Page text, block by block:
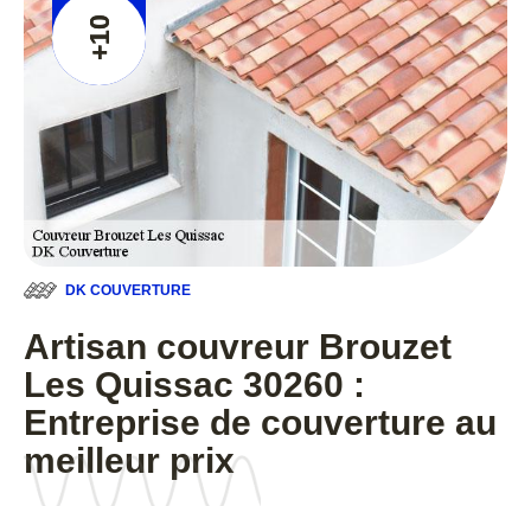
+10
DK COUVERTURE
Artisan couvreur Brouzet
Les Quissac 30260 :
Entreprise de couverture au
meilleur prix